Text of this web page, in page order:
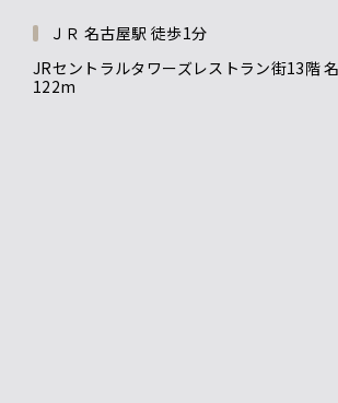
ＪＲ 名古屋駅 徒歩1分
JRセントラルタワーズレストラン街13階
122m